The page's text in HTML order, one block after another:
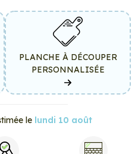
PLANCHE À DÉCOUPER
PERSONNALISÉE
le lundi 10 août